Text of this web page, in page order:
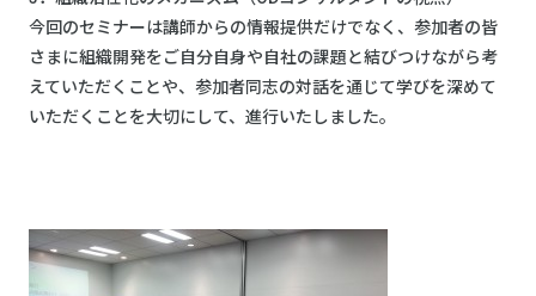
今回のセミナーは講師からの情報提供だけでなく、参加者の皆
さまに組織開発をご自分自身や自社の課題と結びつけながら考
えていただくことや、参加者同志の対話を通じて学びを深めて
いただくことを大切にして、進行いたしました。